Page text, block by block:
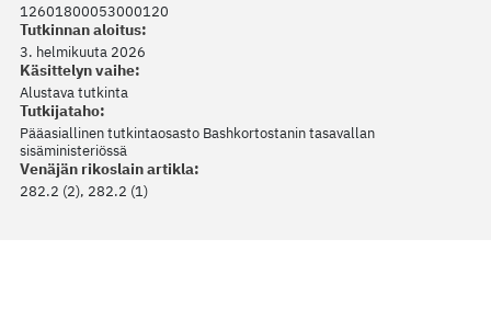
12601800053000120
Tutkinnan aloitus:
3. helmikuuta 2026
Käsittelyn vaihe:
Alustava tutkinta
Tutkijataho:
Pääasiallinen tutkintaosasto Bashkortostanin tasavallan
sisäministeriössä
Venäjän rikoslain artikla:
282.2 (2), 282.2 (1)